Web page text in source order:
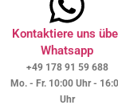
Kontaktiere uns
Whatsapp
+49 178 91 59 688
Mo. - Fr. 10:00 Uhr -
Uhr